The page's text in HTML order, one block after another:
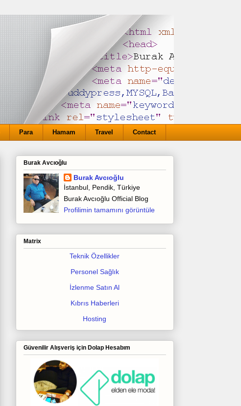
Para Hamam Travel Contact
Burak Avcıoğlu
Burak Avcıoğlu
İstanbul, Pendik, Türkiye
Burak Avcıoğlu Official Blog
Profilimin tamamını görüntüle
Matrix
Teknik Özellikler
Personel Sağlık
İzlenme Satın Al
Kıbrıs Haberleri
Hosting
Güvenilir Alışveriş için Dolap Hesabım